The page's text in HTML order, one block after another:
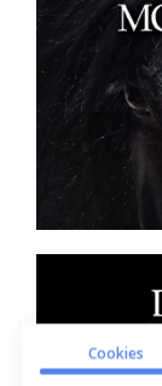
Cookies